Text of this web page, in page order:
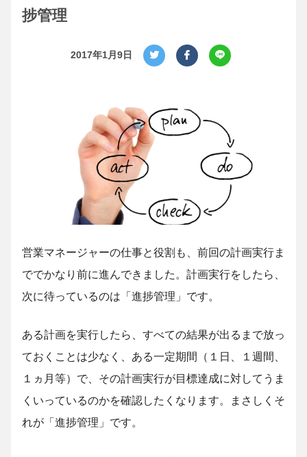
捗管理
2017年1月9日
営業マネージャーの仕事と役割も、前回の計画実行ま
ででかなり前に進んできました。計画実行をしたら、
次に待っているのは「進捗管理」です。
ある計画を実行したら、すべての結果が出るまで放っ
ておくことは少なく、ある一定期間（１日、１週間、
１ヵ月等）で、その計画実行が目標達成に対してうま
くいっているのかを確認したくなります。まさしくそ
れが「進捗管理」です。